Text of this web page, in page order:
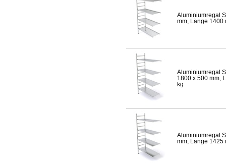
Aluminiumregal
mm, Länge 1400
Aluminiumregal
1800 x 500 mm,
kg
Aluminiumregal
mm, Länge 1425